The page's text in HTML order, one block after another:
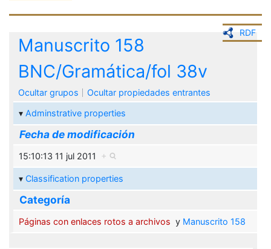
RDF
Manuscrito 158
BNC/Gramática/fol 38v
Ocultar grupos
Ocultar propiedades entrantes
Adminstrative properties
Fecha de modificación
15:10:13 11 jul 2011 +
Classification properties
Categoría
Páginas con enlaces rotos a archivos y Manuscrito 158